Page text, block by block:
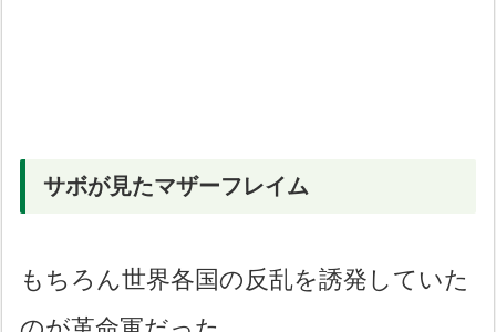
サボが見たマザーフレイム
もちろん世界各国の反乱を誘発していた